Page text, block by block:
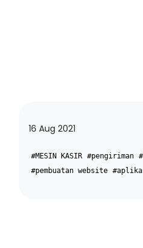
16 Aug 2021
#MESIN KASIR #pengiriman
#pembuatan website